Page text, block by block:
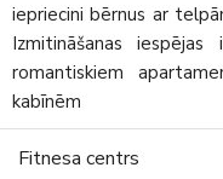
iepriecini bērnus ar
Izmitināšanas
romantiskiem
kabīnēm
Fitnesa centrs